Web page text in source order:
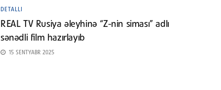
DETALLI
REAL TV Rusiya əleyhinə “Z-nin siması” adlı
sənədli film hazırlayıb
15 SENTYABR 2025